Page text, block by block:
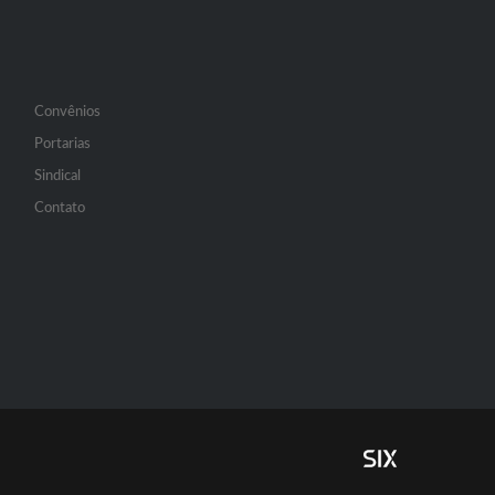
Convênios
Portarias
Sindical
Contato